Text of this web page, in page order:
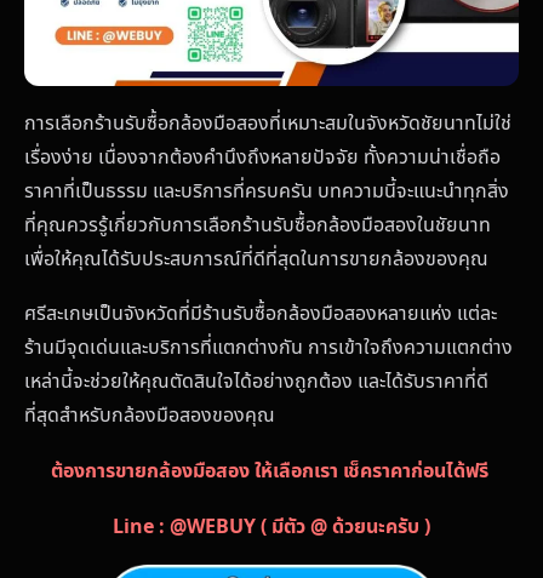
การเลือกร้านรับซื้อกล้องมือสองที่เหมาะสมในจังหวัดชัยนาทไม่ใช่
เรื่องง่าย เนื่องจากต้องคำนึงถึงหลายปัจจัย ทั้งความน่าเชื่อถือ
ราคาที่เป็นธรรม และบริการที่ครบครัน บทความนี้จะแนะนำทุกสิ่ง
ที่คุณควรรู้เกี่ยวกับการเลือกร้านรับซื้อกล้องมือสองในชัยนาท
เพื่อให้คุณได้รับประสบการณ์ที่ดีที่สุดในการขายกล้องของคุณ
ศรีสะเกษเป็นจังหวัดที่มีร้านรับซื้อกล้องมือสองหลายแห่ง แต่ละ
ร้านมีจุดเด่นและบริการที่แตกต่างกัน การเข้าใจถึงความแตกต่าง
เหล่านี้จะช่วยให้คุณตัดสินใจได้อย่างถูกต้อง และได้รับราคาที่ดี
ที่สุดสำหรับกล้องมือสองของคุณ
ต้องการขายกล้องมือสอง ให้เลือกเรา เช็คราคาก่อนได้ฟรี
Line : @WEBUY ( มีตัว @ ด้วยนะครับ )